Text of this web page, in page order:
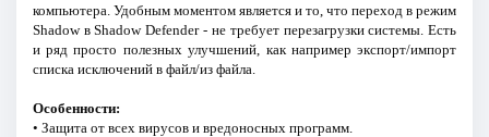
компьютера. Удобным моментом является и то, что переход в режим
Shadow в Shadow Defender - не требует перезагрузки системы. Есть
и ряд просто полезных улучшений, как например экспорт/импорт
списка исключений в файл/из файла.
Особенности:
• Защита от всех вирусов и вредоносных программ.